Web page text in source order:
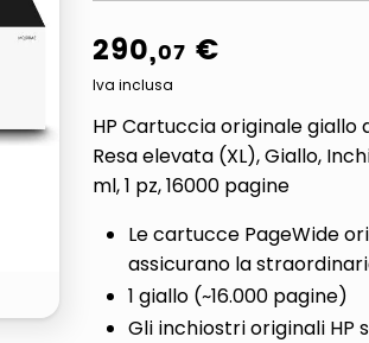
290,07 €
Iva inclusa
HP Cartuccia originale giallo
Resa elevata (XL), Giallo,
ml, 1 pz, 16000 pagine
Le cartucce PageWide
assicurano la
1 giallo (~16.000 pagine)
Gli inchiostri originali